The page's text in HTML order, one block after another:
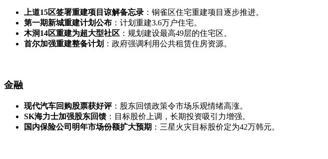
上道15区签署重建项目谅解备忘录 ：铜雀区住宅重建项目逐步推进。
第一期新城重建计划公布 ：计划重建3.6万户住宅。
木洞14区重建为超大型社区 ：规划建设最高49层的住宅区。
首尔加强重建整备计划 ：政府强调利用公共租赁住房资源。
金融
现代汽车回购股票获好评：股东回馈政策令市场乐观情绪高涨。
SK海力士加强股东回馈 ：目标股价上调，长期投资吸引力增强。
国内保险公司明年市场份额扩大预期 ：三星火灾目标股价定为42万韩元。